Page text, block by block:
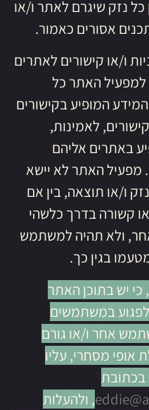
נזק שיגרם לאתר ו/או
אסורים כאמור.
ו/או קישורים לאתרים
למפעיל האתר כל
המופיע בקישורים
לאמינות,
באתרים אליהם
מפעיל האתר לא יישא
ו/או תוצאה, בין אם
קשורה בדרך כלשהי
ולא תהיה למשתמש
בגין כך.
יש בתוכן האתר
לפגוע במשתמשים
אחר ו/או גורם
אופי מסחרי, עליו
בכתובת
, ולהעלות